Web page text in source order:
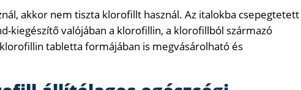
akkor nem tiszta klorofillt használ. Az italokba csepegtetett
kiegészítő valójában a klorofillin, a klorofillból származó
tabletta formájában is megvásárolható és